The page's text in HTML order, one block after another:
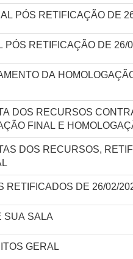
PÓS RETIFICAÇÃO DE
PÓS RETIFICAÇÃO DE 26/
DA
DOS RECURSOS
FINAL E
DOS RECURSOS,
RETIFICADOS DE 26/02/
SUA SALA
GERAL